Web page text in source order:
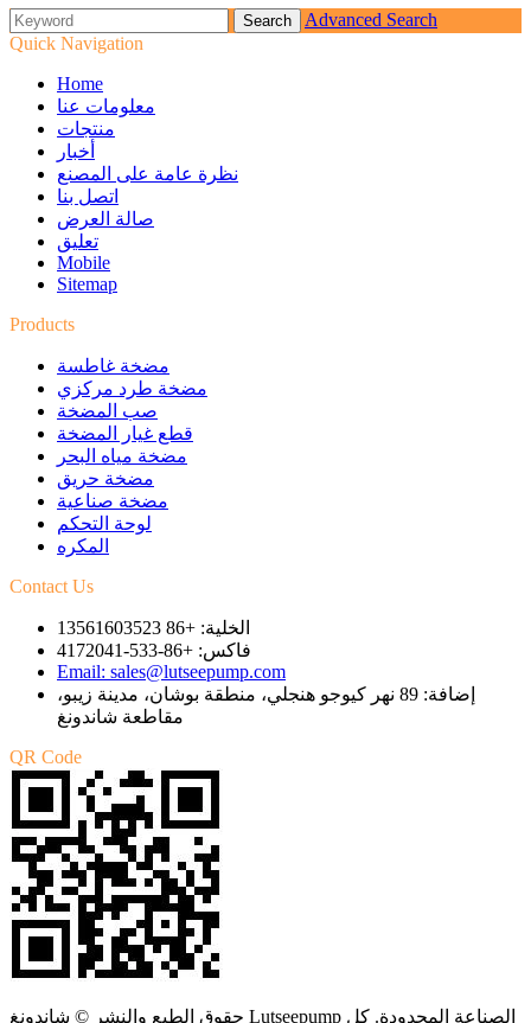
Advanced Search
Quick Navigation
Home
معلومات عنا
منتجات
أخبار
نظرة عامة على المصنع
اتصل بنا
صالة العرض
تعليق
Mobile
Sitemap
Products
مضخة غاطسة
مضخة طرد مركزي
صب المضخة
قطع غيار المضخة
مضخة مياه البحر
مضخة حريق
مضخة صناعية
لوحة التحكم
المكره
Contact Us
الخلية: +86 13561603523
فاكس: +86-533-4172041
Email: sales@lutseepump.com
إضافة: 89 نهر كيوجو هنجلي، منطقة بوشان، مدينة زيبو،
مقاطعة شاندونغ
QR Code
حقوق الطبع والنشر © شاندونغ Lutseepump الصناعة المحدودة. كل